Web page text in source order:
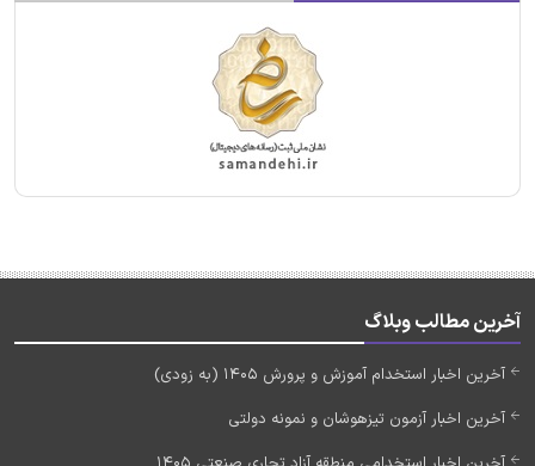
آخرین مطالب وبلاگ
آخرین اخبار استخدام آموزش و پرورش 1405 (به زودی)
آخرین اخبار آزمون تیزهوشان و نمونه دولتی